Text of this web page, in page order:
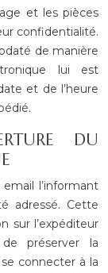
et les pièces
confidentialité.
de manière
lui est
et de l’heure
DU
l’informant
adressé. Cette
sur l’expéditeur
préserver la
connecter à la